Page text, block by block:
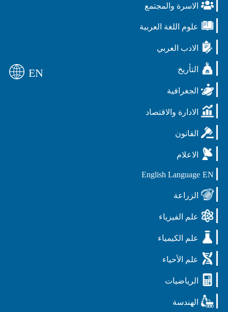
الاسرة والمجتمع
علوم اللغة العربية
الادب العربي
التأريخ
الجغرافية
الادارة والاقتصاد
القانون
الاعلام
EN
English Language
الزراعة
علم الفيزياء
علم الكيمياء
علم الأحياء
الرياضيات
الهندسة
EN